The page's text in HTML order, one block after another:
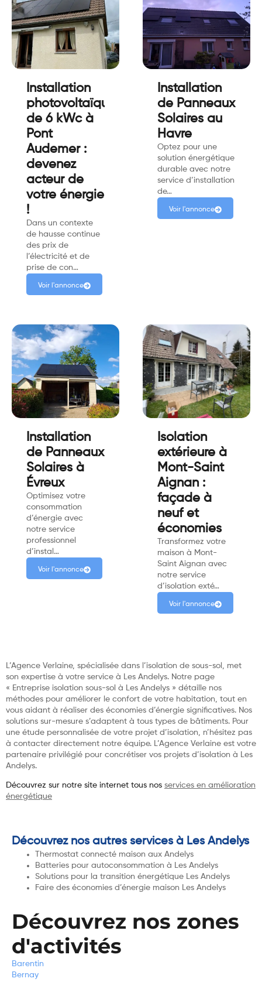
Installation
photovoltaïque
de 6 kWc à
Pont
Audemer :
devenez
acteur de
votre énergie
!
Dans un contexte
de hausse continue
des prix de
l’électricité et de
prise de con…
Voir l'annonce
Installation
de Panneaux
Solaires au
Havre
Optez pour une
solution énergétique
durable avec notre
service d’installation
de…
Voir l'annonce
Installation
de Panneaux
Solaires à
Évreux
Optimisez votre
consommation
d’énergie avec
notre service
professionnel
d’instal…
Voir l'annonce
Isolation
extérieure à
Mont-Saint
Aignan :
façade à
neuf et
économies
Transformez votre
maison à Mont-
Saint Aignan avec
notre service
d’isolation exté…
Voir l'annonce
L’Agence Verlaine, spécialisée dans l’isolation de sous-sol, met
son expertise à votre service à Les Andelys. Notre page
« Entreprise isolation sous-sol à Les Andelys » détaille nos
méthodes pour améliorer le confort de votre habitation, tout en
vous aidant à réaliser des économies d’énergie significatives. Nos
solutions sur-mesure s’adaptent à tous types de bâtiments. Pour
une étude personnalisée de votre projet d’isolation, n’hésitez pas
à contacter directement notre équipe. L’Agence Verlaine est votre
partenaire privilégié pour concrétiser vos projets d’isolation à Les
Andelys.
Découvrez sur notre site internet tous nos services en amélioration
énergétique
Découvrez nos autres services à Les Andelys
Thermostat connecté maison aux Andelys
Batteries pour autoconsommation à Les Andelys
Solutions pour la transition énergétique Les Andelys
Faire des économies d’énergie maison Les Andelys
Découvrez nos zones
d'activités
Barentin
Bernay